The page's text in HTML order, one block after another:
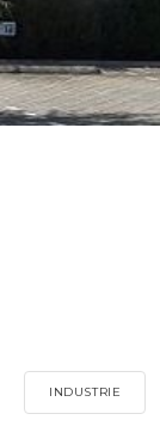
INDUSTRIE